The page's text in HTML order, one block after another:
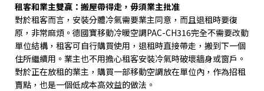
租客和業主雙贏：搬屋帶得走，毋須業主批准
對於租客而言，安裝分體冷氣需要業主同意，而且退租時要復
原，非常麻煩。德國寶移動冷暖空調PAC-CH316完全不需要改動
單位結構，租客可自行購買使用，退租時直接帶走，搬到下一個
住所繼續用。業主也不用擔心租客安裝冷氣時破壞牆身或窗戶。
對於正在放租的業主，購買一部移動空調放在單位內，作為招租
賣點，也是一個低成本高效益的做法。